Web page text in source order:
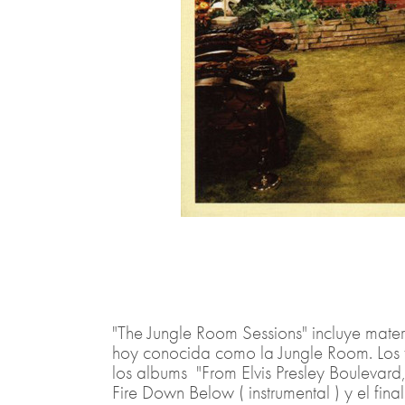
"The Jungle Room Sessions" incluye
hoy conocida como la Jungle Room.
los albums "From Elvis Presley
Fire Down Below ( instrumental ) y el